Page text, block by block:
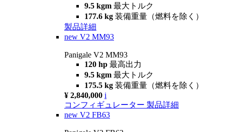
9.5 kgm 最大トルク
177.6 kg 装備重量（燃料を除く）
製品詳細
new V2 MM93
Panigale V2 MM93
120 hp 最高出力
9.5 kgm 最大トルク
175.5 kg 装備重量（燃料を除く）
¥ 2,840,000 i
コンフィギュレーター 製品詳細
new V2 FB63